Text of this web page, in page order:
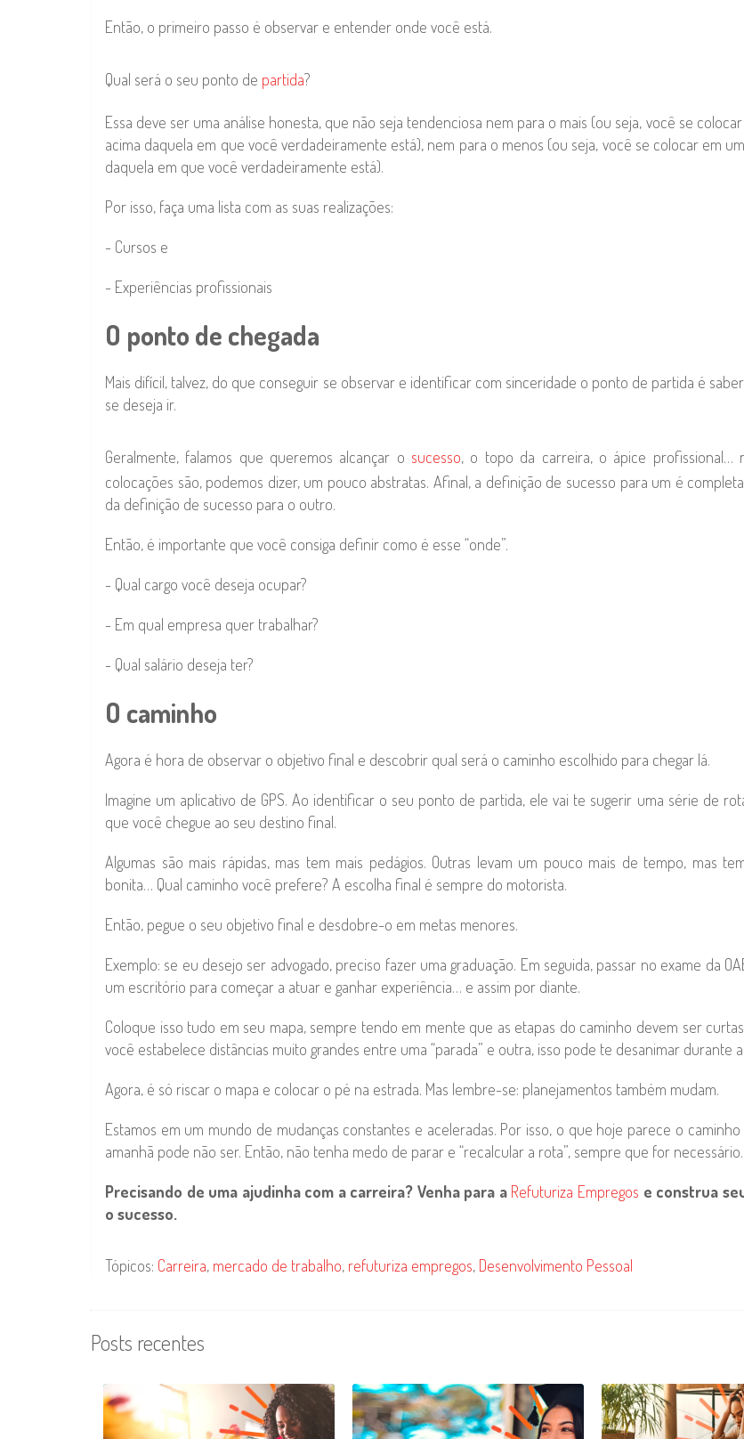
Então, o primeiro passo é observar e entender onde você está.
Qual será o seu ponto de partida?
Essa deve ser uma análise honesta, que não seja tendenciosa nem para o mais (ou seja, você se
acima daquela em que você verdadeiramente está), nem para o menos (ou seja, você se colocar em
daquela em que você verdadeiramente está).
Por isso, faça uma lista com as suas realizações:
- Cursos e
- Experiências profissionais
O ponto de chegada
Mais difícil, talvez, do que conseguir se observar e identificar com sinceridade o ponto de partida é
se deseja ir.
Geralmente, falamos que queremos alcançar o sucesso, o topo da carreira, o ápice profissional…
colocações são, podemos dizer, um pouco abstratas. Afinal, a definição de sucesso para um é
da definição de sucesso para o outro.
Então, é importante que você consiga definir como é esse “onde”.
- Qual cargo você deseja ocupar?
- Em qual empresa quer trabalhar?
- Qual salário deseja ter?
O caminho
Agora é hora de observar o objetivo final e descobrir qual será o caminho escolhido para chegar lá.
Imagine um aplicativo de GPS. Ao identificar o seu ponto de partida, ele vai te sugerir uma série de
que você chegue ao seu destino final.
Algumas são mais rápidas, mas tem mais pedágios. Outras levam um pouco mais de tempo, mas
bonita… Qual caminho você prefere? A escolha final é sempre do motorista.
Então, pegue o seu objetivo final e desdobre-o em metas menores.
Exemplo: se eu desejo ser advogado, preciso fazer uma graduação. Em seguida, passar no exame da
um escritório para começar a atuar e ganhar experiência… e assim por diante.
Coloque isso tudo em seu mapa, sempre tendo em mente que as etapas do caminho devem ser
você estabelece distâncias muito grandes entre uma “parada” e outra, isso pode te desanimar durante a
Agora, é só riscar o mapa e colocar o pé na estrada. Mas lembre-se: planejamentos também mudam.
Estamos em um mundo de mudanças constantes e aceleradas. Por isso, o que hoje parece o
amanhã pode não ser. Então, não tenha medo de parar e “recalcular a rota”, sempre que for necessário.
Precisando de uma ajudinha com a carreira? Venha para a Refuturiza Empregos e construa
o sucesso.
Tópicos: Carreira, mercado de trabalho, refuturiza empregos, Desenvolvimento Pessoal
Posts recentes